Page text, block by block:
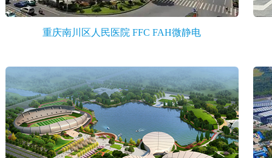
重庆南川区人民医院 FFC FAH微静电